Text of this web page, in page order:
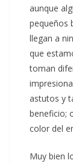
aunque
pequeños
llegan a
que
toman
astutos y
beneficio;
color del
Muy bien